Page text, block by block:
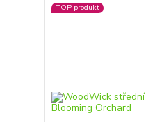
TOP produkt